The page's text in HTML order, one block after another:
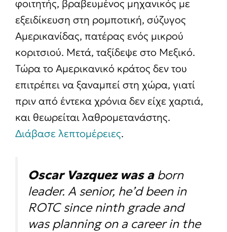
φοιτητής, βραβευμένος μηχανικός με
εξειδίκευση στη ρομποτική, σύζυγος
Αμερικανίδας, πατέρας ενός μικρού
κοριτσιού. Μετά, ταξίδεψε στο Μεξικό.
Τώρα το Αμερικανικό κράτος δεν του
επιτρέπει να ξαναμπεί στη χώρα, γιατί
πριν από έντεκα χρόνια δεν είχε χαρτιά,
και θεωρείται λαθρομετανάστης.
Διάβασε λεπτομέρειες.
Oscar Vazquez was aborn
leader. A senior, he’d been in
ROTC since ninth grade and
was planning on a career in the